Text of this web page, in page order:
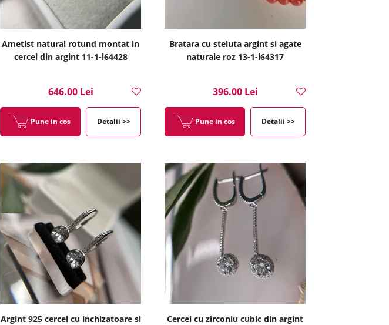
Ametist natural rotund montat in
cercei din argint 11-1-i64428
646.00 Lei
Pune in cos Detalii >>
Bratara cu steluta argint si agate
naturale roz 13-1-i64317
396.00 Lei
Pune in cos Detalii >>
Argint 925 cercei cu inchizatoare si
Cercei cu zirconiu cubic din argint